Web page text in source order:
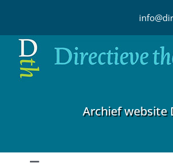
inhoud
Archief website